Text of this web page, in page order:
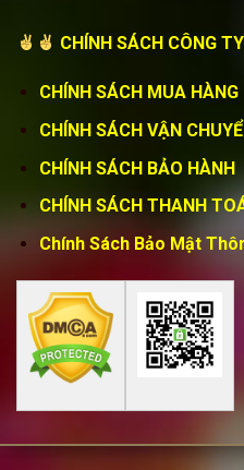
CHÍNH SÁCH CÔNG TY
CHÍNH SÁCH MUA HÀNG
CHÍNH SÁCH VẬN
CHÍNH SÁCH BẢO HÀNH
CHÍNH SÁCH THANH
Chính Sách Bảo Mật